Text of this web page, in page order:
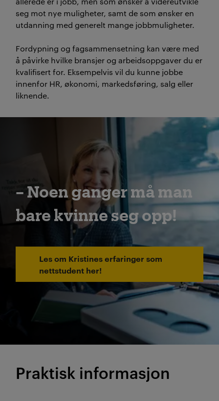
seg mot nye muligheter, samt de som ønsker en
utdanning med generelt mange jobbmuligheter.
Fordypning og fagsammensetning kan være med
å påvirke hvilke bransjer og arbeidsoppgaver du er
kvalifisert for. Eksempelvis vil du kunne jobbe
innenfor HR, økonomi, markedsføring, salg eller
liknende.
– Noen ganger må man
bare kvinne seg opp!
Les om Kristines erfaringer som
nettstudent her!
Praktisk informasjon